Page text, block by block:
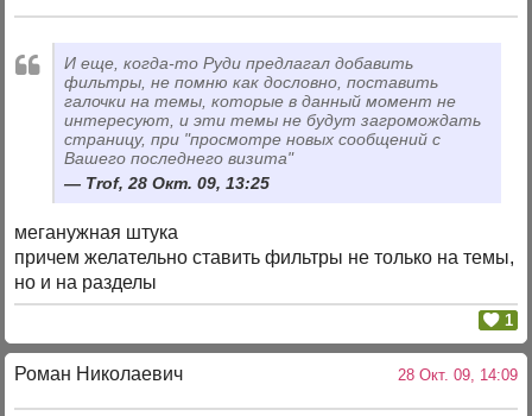
И еще, когда-то Руди предлагал добавить
фильтры, не помню как дословно, поставить
галочки на темы, которые в данный момент не
интересуют, и эти темы не будут загромождать
страницу, при "просмотре новых сообщений с
Вашего последнего визита"
Trof, 28 Окт. 09, 13:25
меганужная штука
причем желательно ставить фильтры не только на темы,
но и на разделы
1
Роман Николаевич 28 Окт. 09, 14:09